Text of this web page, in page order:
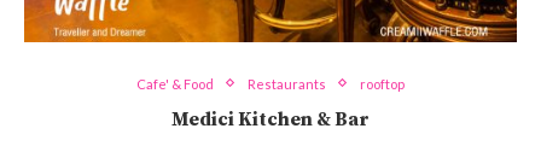
Cafe' & Food Restaurants rooftop
Medici Kitchen & Bar